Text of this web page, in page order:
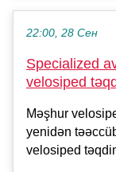
22:00, 28 Сен
Specialized
velosiped
Məşhur
yenidən
velosiped